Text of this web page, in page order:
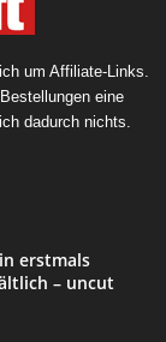
um Affiliate-Links.
eine
dadurch nichts.
erstmals
– uncut